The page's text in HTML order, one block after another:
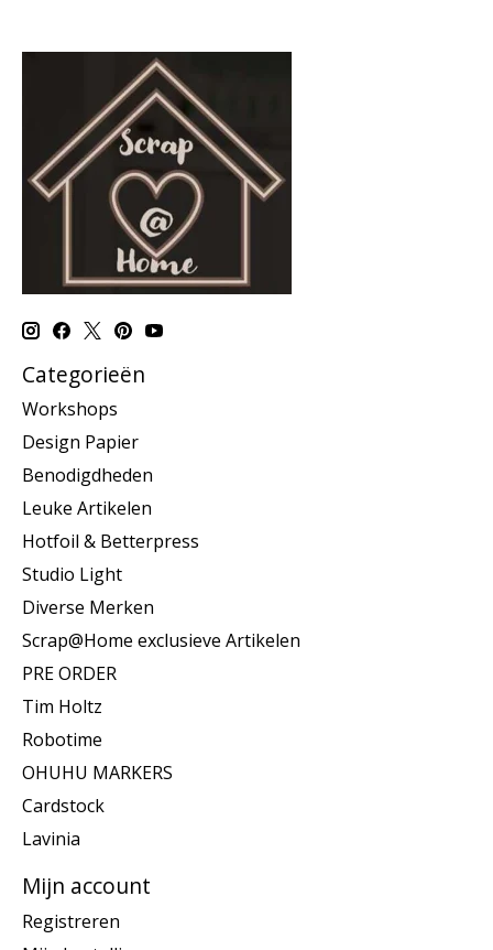
Categorieën
Workshops
Design Papier
Benodigdheden
Leuke Artikelen
Hotfoil & Betterpress
Studio Light
Diverse Merken
Scrap@Home exclusieve Artikelen
PRE ORDER
Tim Holtz
Robotime
OHUHU MARKERS
Cardstock
Lavinia
Mijn account
Registreren